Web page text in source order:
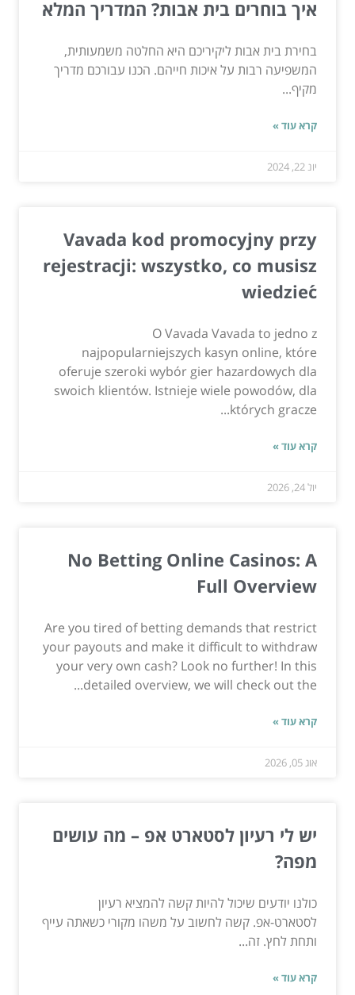
איך בוחרים בית אבות? המדריך המלא
בחירת בית אבות ליקיריכם היא החלטה משמעותית,
המשפיעה רבות על איכות חייהם. הכנו עבורכם מדריך
מקיף...
קרא עוד »
יונ 22, 2024
Vavada kod promocyjny przy
rejestracji: wszystko, co musisz
wiedzieć
O Vavada Vavada to jedno z
najpopularniejszych kasyn online, które
oferuje szeroki wybór gier hazardowych dla
swoich klientów. Istnieje wiele powodów, dla
których gracze...
קרא עוד »
יול 24, 2026
No Betting Online Casinos: A
Full Overview
Are you tired of betting demands that restrict
your payouts and make it difficult to withdraw
your very own cash? Look no further! In this
detailed overview, we will check out the...
קרא עוד »
אוג 05, 2026
יש לי רעיון לסטארט אפ – מה עושים
מפה?
כולנו יודעים שיכול להיות קשה להמציא רעיון
לסטארט-אפ. קשה לחשוב על משהו מקורי כשאתה עייף
ותחת לחץ. זה...
קרא עוד »